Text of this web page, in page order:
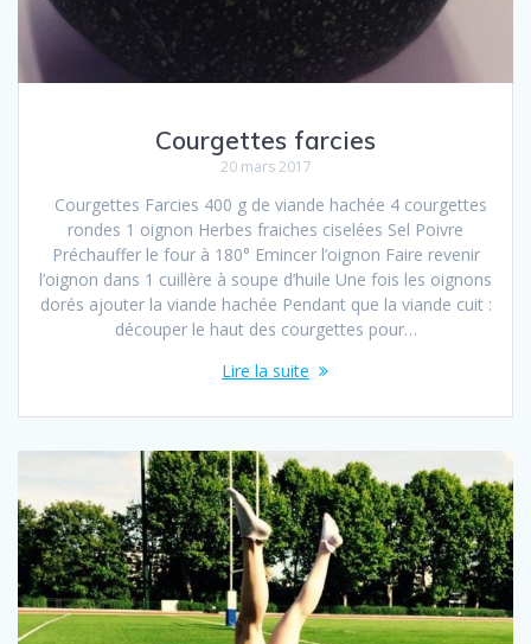
Courgettes farcies
20 mars 2017
Courgettes Farcies 400 g de viande hachée 4 courgettes
rondes 1 oignon Herbes fraiches ciselées Sel Poivre
Préchauffer le four à 180° Emincer l’oignon Faire revenir
l’oignon dans 1 cuillère à soupe d’huile Une fois les oignons
dorés ajouter la viande hachée Pendant que la viande cuit :
découper le haut des courgettes pour…
Lire la suite